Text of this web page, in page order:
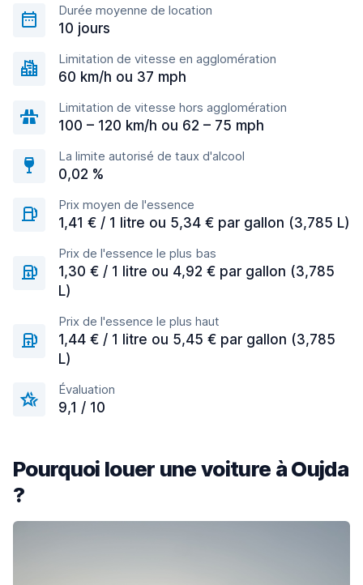
Durée moyenne de location
10 jours
Limitation de vitesse en agglomération
60 km/h ou 37 mph
Limitation de vitesse hors agglomération
100 – 120 km/h ou 62 – 75 mph
La limite autorisé de taux d'alcool
0,02 %
Prix moyen de l'essence
1,41 € / 1 litre ou 5,34 € par gallon (3,785 L)
Prix de l'essence le plus bas
1,30 € / 1 litre ou 4,92 € par gallon (3,785
L)
Prix de l'essence le plus haut
1,44 € / 1 litre ou 5,45 € par gallon (3,785
L)
Évaluation
9,1 / 10
Pourquoi louer une voiture à Oujda
?